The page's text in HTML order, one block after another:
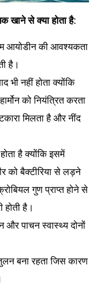
खाने से क्या होता है:
आयोडीन की आवश्यकता
है।
नहीं होता क्योंकि
को नियंत्रित करता
मिलता है और नींद
है क्योंकि इसमें
को बैक्टीरिया से लड़ने
गुण प्राप्त होने से
होती है।
पाचन स्वास्थ्य दोनों
बना रहता जिस कारण